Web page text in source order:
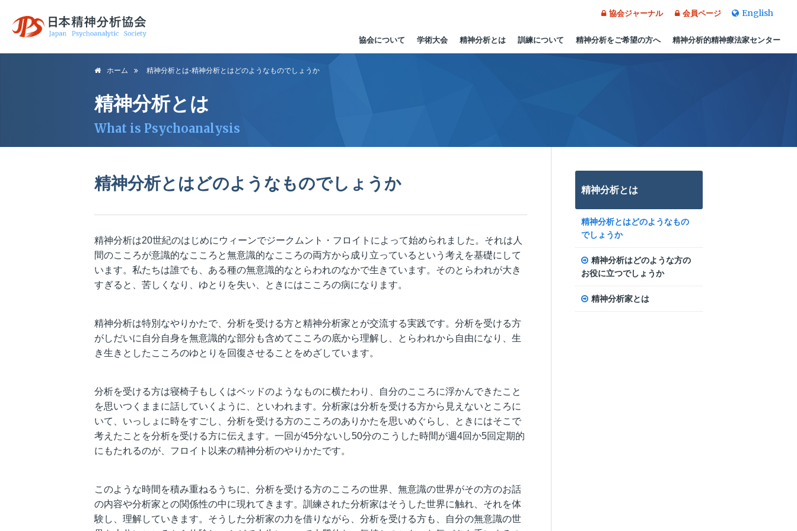
日本精神分析協
協会ジャーナル 会員ページ English
協会について 学術大会 精神分析とは 訓練について 精神分析をご希望の方へ 精神分析的精神療法家センター
ホーム 精神分析とは-精神分析とはどのようなものでしょうか
精神分析とは
What is Psychoanalysis
精神分析とはどのようなものでしょうか
精神分析は20世紀のはじめにウィーンでジークムント・フロイトによって始められました。それは人
間のこころが意識的なこころと無意識的なこころの両方から成り立っているという考えを基礎にして
います。私たちは誰でも、ある種の無意識的なとらわれのなかで生きています。そのとらわれが大き
すぎると、苦しくなり、ゆとりを失い、ときにはこころの病になります。
精神分析は特別なやりかたで、分析を受ける方と精神分析家とが交流する実践です。分析を受ける方
がしだいに自分自身を無意識的な部分も含めてこころの底から理解し、とらわれから自由になり、生
き生きとしたこころのゆとりを回復させることをめざしています。
分析を受ける方は寝椅子もしくはベッドのようなものに横たわり、自分のこころに浮かんできたこと
を思いつくままに話していくように、といわれます。分析家は分析を受ける方から見えないところに
いて、いっしょに時をすごし、分析を受ける方のこころのありかたを思いめぐらし、ときにはそこで
考えたことを分析を受ける方に伝えます。一回が45分ないし50分のこうした時間が週4回か5回定期的
にもたれるのが、フロイト以来の精神分析のやりかたです。
このような時間を積み重ねるうちに、分析を受ける方のこころの世界、無意識の世界がその方のお話
の内容や分析家との関係性の中に現れてきます。訓練された分析家はそうした世界に触れ、それを体
験し、理解していきます。そうした分析家の力を借りながら、分析を受ける方も、自分の無意識の世
精神分析とは
精神分析とはどのようなもの
でしょうか
精神分析はどのような方の
お役に立つでしょうか
精神分析家とは